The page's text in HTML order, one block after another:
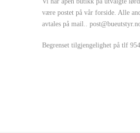
være postet på vår forside. Alle
avtales på mail..
Begrenset tilgjengelighet på tlf